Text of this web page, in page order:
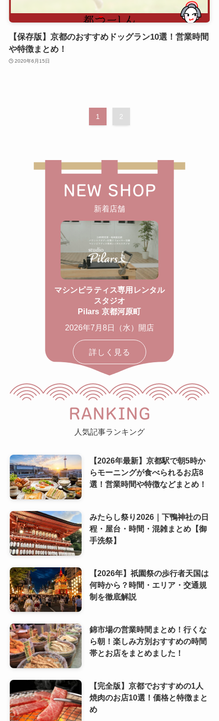
【保存版】京都のおすすめドッグラン10選！営業時間
や特徴まとめ！
2020年6月15日
1 2
NEW SHOP
新着店舗
マシンピラティス専用レンタル
スタジオ
Pilars 京都河原町
2026年7月8日（水）開店
詳しく見る
RANKING
人気記事ランキング
【2026年最新】京都駅で朝5時か
らモーニングが食べられるお店8
選！営業時間や特徴などまとめ！
みたらし祭り2026｜下鴨神社の日
程・屋台・時間・混雑まとめ【御
手洗祭】
【2026年】祇園祭の歩行者天国は
何時から？時間・エリア・交通規
制を徹底解説
錦市場の営業時間まとめ！行くな
ら朝！楽しみ方別おすすめの時間
帯とお店をまとめました！
【完全版】京都でおすすめの1人
焼肉のお店10選！価格と特徴まと
め